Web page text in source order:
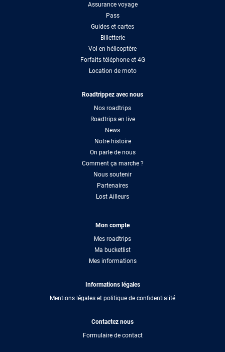
Assurance voyage
Pass
Guides et cartes
Billetterie
Vol en hélicoptère
Forfaits téléphone et 4G
Location de moto
Roadtrippez avec nous
Nos roadtrips
Roadtrips en live
News
Notre histoire
On parle de nous
Comment ça marche ?
Nous soutenir
Partenaires
Lost Ailleurs
Mon compte
Mes roadtrips
Ma bucketlist
Mes informations
Informations légales
Mentions légales et politique de confidentialité
Contactez nous
Formulaire de contact